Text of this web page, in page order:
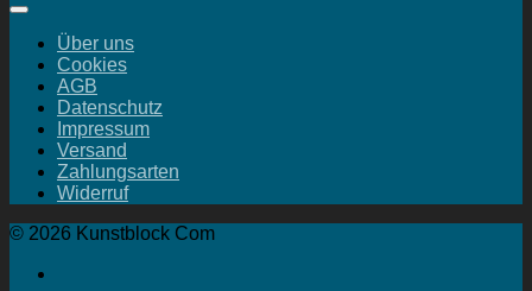
Über uns
Cookies
AGB
Datenschutz
Impressum
Versand
Zahlungsarten
Widerruf
© 2026 Kunstblock Com